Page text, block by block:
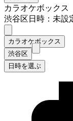
カラオケボックス
渋谷区日時：未設
カラオケボックス
渋谷区
日時を選ぶ